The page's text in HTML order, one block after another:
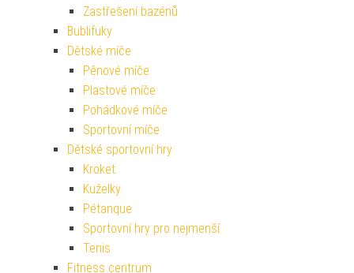
Zastřešení bazénů
Bublifuky
Dětské míče
Pěnové míče
Plastové míče
Pohádkové míče
Sportovní míče
Dětské sportovní hry
Kroket
Kuželky
Pétanque
Sportovní hry pro nejmenší
Tenis
Fitness centrum